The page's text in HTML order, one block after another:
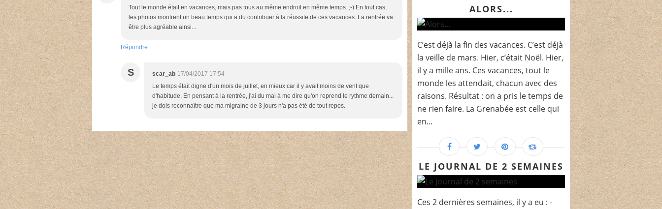
Tout le monde était en vacances, mais pas tous au même endroit en même temps. ;-) En tout cas,
les photos montrent un beau temps qui a du contribuer à la réussite de ces vacances. La rentrée va
être plus agréable ainsi...
Répondre
S scar_ab 17/04/2017 17:54
Le temps était digne d'un mois de juillet, en mieux car il y avait moins de vent que
d'habitude. En pensant à la rentrée, j'ai du mal à me dire qu'on reprend le rythme demain...
je dois reconnaître que ma migraine de 3 jours n'a pas été de tout repos.
ALORS...
C’est déjà la fin des vacances. C’est déjà
la veille de mars. Hier, c’était Noël. Hier,
il y a mille ans. Ces vacances, tout le
monde les attendait, chacun avec des
raisons. Résultat : on a pris le temps de
ne rien faire. La Grenabée est celle qui
en...
LE JOURNAL DE 2 SEMAINES
Ces 2 dernières semaines, il y a eu : -